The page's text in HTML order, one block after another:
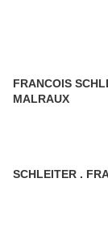
FRANCOIS SCHLEITER . MAIRE DE VERDUN . ANDRE
MALRAUX